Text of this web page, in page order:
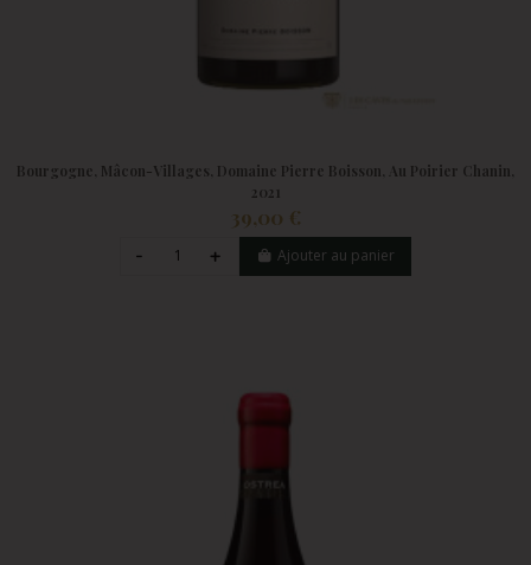
Bourgogne, Mâcon-Villages, Domaine Pierre Boisson, Au Poirier Chanin,
2021
39,00 €
Ajouter au panier